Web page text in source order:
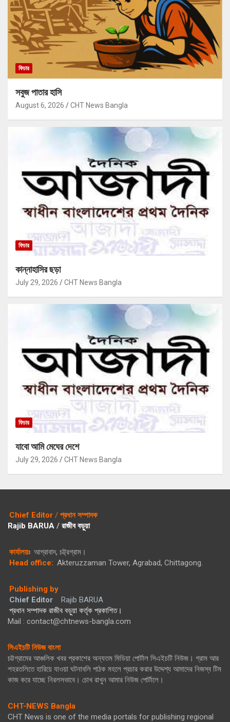
ফিচার
সবুজ পাতার হাসি
August 6, 2026 CHT News Bangla
ফিচার
কান্নাহাসির ছড়া
July 29, 2026 CHT News Bangla
ফিচার
যাবো আমি মেঘের দেশে
July 29, 2026 CHT News Bangla
Chief Editor / প্রধান সম্পাদক
Rajib BARUA / রাজীব বড়ুয়া
কার্যালয়ঃ আগ্রাবাদ, চট্ট্রগ্রাম।
Head office: Akteruzzaman Tower, Agrabad, Chittagong.
Publishing by
Chief Editor
Rajib BARUA
প্রধান সম্পাদক রাজীব বড়ুয়া কর্তৃক প্রকাশিত।
Mail : contact@chtnews-bangla.com
সিএইচটি নিউজ বাংলা
চট্টগ্রামের আঞ্চলিক খবর প্রকাশের অন্যতম মিডিয়া পোর্টাল সিএইচটি নিউজ। গ্রাম আর
শহরতলিতে হারিয়ে যাওয়া ঘটনাবলি পাঠক মহলে প্রচার করার উদ্দেশ্য আমাদের নিজস্ব টিম
কাজ করে যাচ্ছে নিরলসভাবে। চোখ রাখুন আমার নিউজ পোর্টালে।
CHT-NEWS Bangla
CHT News is one of the media portals for publishing regional